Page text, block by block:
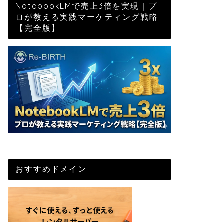
NotebookLMで売上3倍を実現｜プ
ロが教える実践マーケティング戦略
【完全版】
おすすめドメイン